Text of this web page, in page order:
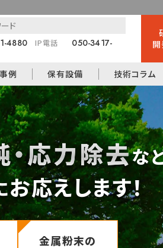
4880 IP電話
050-3417-
例 保有設備 技術コラム
・応力除去な
お応えします！
金属粉末の